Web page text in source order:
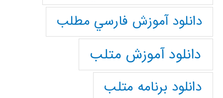
دانلود آموزش فارسي مطلب
دانلود آموزش متلب
دانلود برنامه متلب